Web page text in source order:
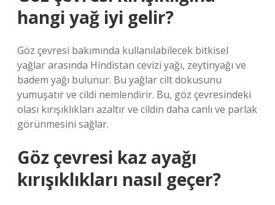
hangi yağ iyi gelir?
Göz çevresi bakımında kullanılabilecek bitkisel
yağlar arasında Hindistan cevizi yağı, zeytinyağı ve
badem yağı bulunur. Bu yağlar cilt dokusunu
yumuşatır ve cildi nemlendirir. Bu, göz çevresindeki
olası kırışıklıkları azaltır ve cildin daha canlı ve parlak
görünmesini sağlar.
Göz çevresi kaz ayağı
kırışıklıkları nasıl geçer?